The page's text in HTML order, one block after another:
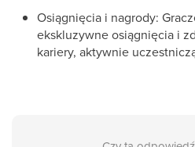
Osiągnięcia i nagrody:
ekskluzywne osiągnięcia i
kariery, aktywnie